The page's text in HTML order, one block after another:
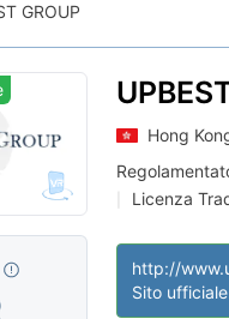
GROUP
Hong
Licenza
http://
Sito ufficiale